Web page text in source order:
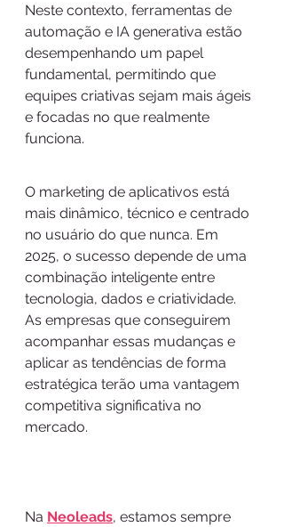
Neste contexto, ferramentas de
automação e IA generativa estão
desempenhando um papel
fundamental, permitindo que
equipes criativas sejam mais ágeis
e focadas no que realmente
funciona.
O marketing de aplicativos está
mais dinâmico, técnico e centrado
no usuário do que nunca. Em
2025, o sucesso depende de uma
combinação inteligente entre
tecnologia, dados e criatividade.
As empresas que conseguirem
acompanhar essas mudanças e
aplicar as tendências de forma
estratégica terão uma vantagem
competitiva significativa no
mercado.
Na Neoleads, estamos sempre